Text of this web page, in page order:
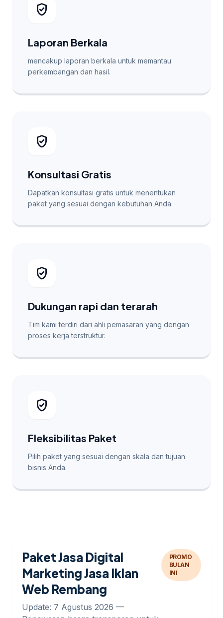
verified_user
Laporan Berkala
mencakup laporan berkala untuk memantau
perkembangan dan hasil.
verified_user
Konsultasi Gratis
Dapatkan konsultasi gratis untuk menentukan
paket yang sesuai dengan kebutuhan Anda.
verified_user
Dukungan rapi dan terarah
Tim kami terdiri dari ahli pemasaran yang dengan
proses kerja terstruktur.
verified_user
Fleksibilitas Paket
Pilih paket yang sesuai dengan skala dan tujuan
bisnis Anda.
Paket Jasa Digital
Marketing Jasa Iklan
Web Rembang
Update: 7 Agustus 2026 —
PROMO
BULAN
INI